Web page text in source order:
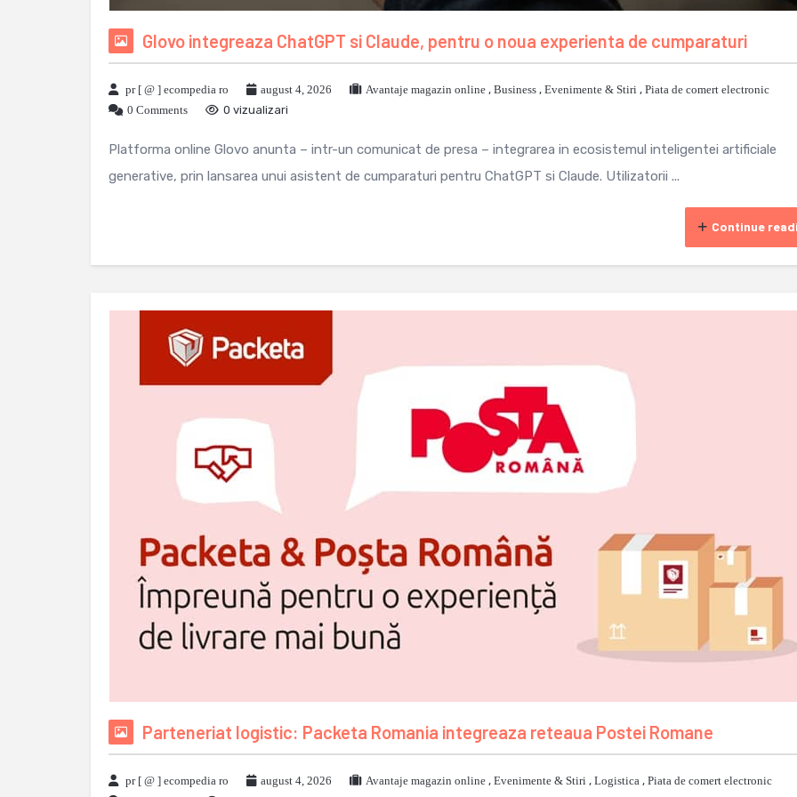
Glovo integreaza ChatGPT si Claude, pentru o noua experienta de cumparaturi
pr [ @ ] ecompedia ro august 4, 2026 Avantaje magazin online , Business , Evenimente & Stiri , Piata de comert electronic
0 Comments
0 vizualizari
Platforma online Glovo anunta – intr-un comunicat de presa – integrarea in ecosistemul inteligentei artificiale
generative, prin lansarea unui asistent de cumparaturi pentru ChatGPT si Claude. Utilizatorii ...
Continue
Parteneriat logistic: Packeta Romania integreaza reteaua Postei Romane
pr [ @ ] ecompedia ro august 4, 2026 Avantaje magazin online , Evenimente & Stiri , Logistica , Piata de comert electronic